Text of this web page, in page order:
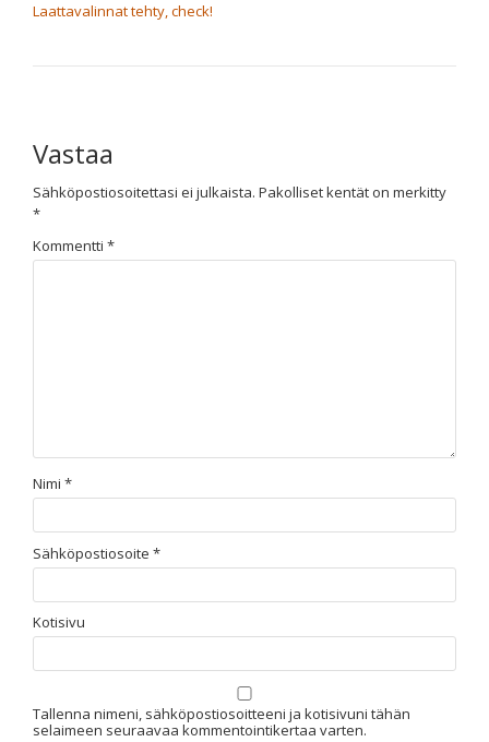
Laattavalinnat tehty, check!
Vastaa
Sähköpostiosoitettasi ei julkaista. Pakolliset kentät on merkitty
*
Kommentti *
Nimi *
Sähköpostiosoite *
Kotisivu
Tallenna nimeni, sähköpostiosoitteeni ja kotisivuni tähän
selaimeen seuraavaa kommentointikertaa varten.